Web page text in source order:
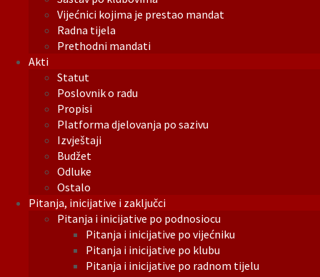
Vijećnici kojima je prestao mandat
Radna tijela
Prethodni mandati
Akti
Statut
Poslovnik o radu
Propisi
Platforma djelovanja po sazivu
Izvještaji
Budžet
Odluke
Ostalo
Pitanja, inicijative i zaključci
Pitanja i inicijative po podnosiocu
Pitanja i inicijative po vijećniku
Pitanja i inicijative po klubu
Pitanja i inicijative po radnom tijelu